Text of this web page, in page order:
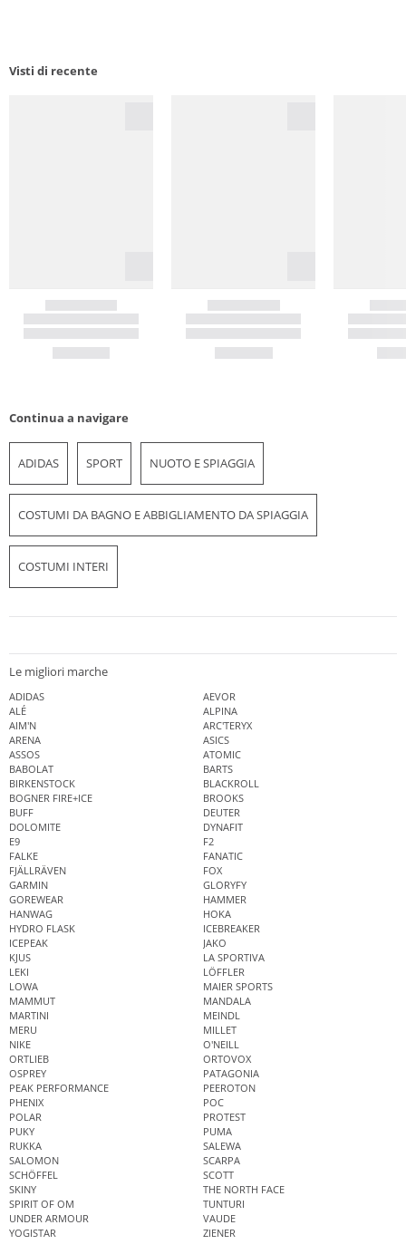
Visti di recente
Continua a navigare
ADIDAS SPORT NUOTO E SPIAGGIA
COSTUMI DA BAGNO E ABBIGLIAMENTO DA SPIAGGIA
COSTUMI INTERI
Le migliori marche
ADIDAS
AEVOR
ALÉ
ALPINA
AIM'N
ARC'TERYX
ARENA
ASICS
ASSOS
ATOMIC
BABOLAT
BARTS
BIRKENSTOCK
BLACKROLL
BOGNER FIRE+ICE
BROOKS
BUFF
DEUTER
DOLOMITE
DYNAFIT
E9
F2
FALKE
FANATIC
FJÄLLRÄVEN
FOX
GARMIN
GLORYFY
GOREWEAR
HAMMER
HANWAG
HOKA
HYDRO FLASK
ICEBREAKER
ICEPEAK
JAKO
KJUS
LA SPORTIVA
LEKI
LÖFFLER
LOWA
MAIER SPORTS
MAMMUT
MANDALA
MARTINI
MEINDL
MERU
MILLET
NIKE
O'NEILL
ORTLIEB
ORTOVOX
OSPREY
PATAGONIA
PEAK PERFORMANCE
PEEROTON
PHENIX
POC
POLAR
PROTEST
PUKY
PUMA
RUKKA
SALEWA
SALOMON
SCARPA
SCHÖFFEL
SCOTT
SKINY
THE NORTH FACE
SPIRIT OF OM
TUNTURI
UNDER ARMOUR
VAUDE
YOGISTAR
ZIENER